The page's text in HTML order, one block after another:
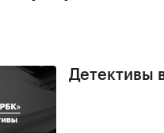
Детективы